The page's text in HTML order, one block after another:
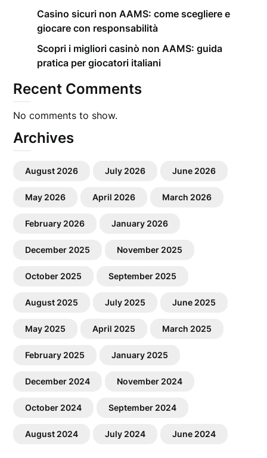
Casino sicuri non AAMS: come scegliere e
giocare con responsabilità
Scopri i migliori casinò non AAMS: guida
pratica per giocatori italiani
Recent Comments
No comments to show.
Archives
August 2026 July 2026 June 2026
May 2026 April 2026 March 2026
February 2026 January 2026
December 2025 November 2025
October 2025 September 2025
August 2025 July 2025 June 2025
May 2025 April 2025 March 2025
February 2025 January 2025
December 2024 November 2024
October 2024 September 2024
August 2024 July 2024 June 2024